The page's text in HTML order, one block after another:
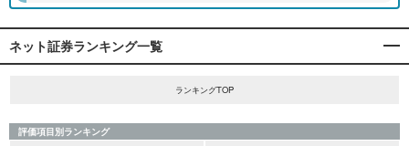
ネット証券ランキング一覧
ランキングTOP
評価項目別ランキング